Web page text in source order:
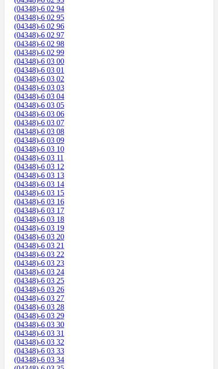
(04348)-6 02 94
(04348)-6 02 95
(04348)-6 02 96
(04348)-6 02 97
(04348)-6 02 98
(04348)-6 02 99
(04348)-6 03 00
(04348)-6 03 01
(04348)-6 03 02
(04348)-6 03 03
(04348)-6 03 04
(04348)-6 03 05
(04348)-6 03 06
(04348)-6 03 07
(04348)-6 03 08
(04348)-6 03 09
(04348)-6 03 10
(04348)-6 03 11
(04348)-6 03 12
(04348)-6 03 13
(04348)-6 03 14
(04348)-6 03 15
(04348)-6 03 16
(04348)-6 03 17
(04348)-6 03 18
(04348)-6 03 19
(04348)-6 03 20
(04348)-6 03 21
(04348)-6 03 22
(04348)-6 03 23
(04348)-6 03 24
(04348)-6 03 25
(04348)-6 03 26
(04348)-6 03 27
(04348)-6 03 28
(04348)-6 03 29
(04348)-6 03 30
(04348)-6 03 31
(04348)-6 03 32
(04348)-6 03 33
(04348)-6 03 34